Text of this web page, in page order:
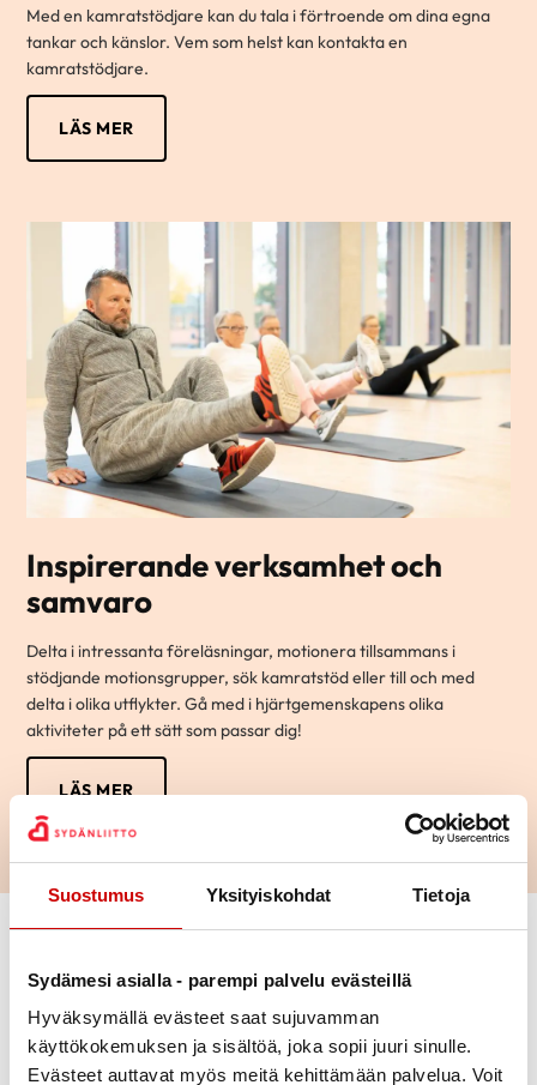
Suostumus Yksityiskohdat Tietoja
Sydämesi asialla - parempi palvelu evästeillä
Hyväksymällä evästeet saat sujuvamman
käyttökokemuksen ja sisältöä, joka sopii juuri sinulle.
Evästeet auttavat myös meitä kehittämään palvelua. Voit
Med en kamratstödjare kan du tala i förtroende om dina egna
tankar och känslor. Vem som helst kan kontakta en
kamratstödjare.
LÄS MER
Inspirerande verksamhet och
samvaro
Delta i intressanta föreläsningar, motionera tillsammans i
stödjande motionsgrupper, sök kamratstöd eller till och med
delta i olika utflykter. Gå med i hjärtgemenskapens olika
aktiviteter på ett sätt som passar dig!
LÄS MER
Nyheter